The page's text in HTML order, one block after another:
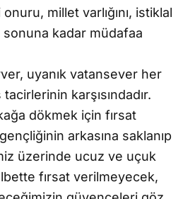
millet varlığını, istiklal
sonuna kadar müdafaa
uyanık vatansever her
karşısındadır.
dökmek için fırsat
arkasına saklanıp
üzerinde ucuz ve uçuk
fırsat verilmeyecek,